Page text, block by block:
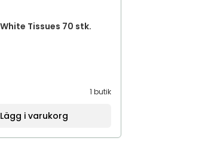
Boks Soft White Tissues 70 stk.
1 butik
Lägg i varukorg